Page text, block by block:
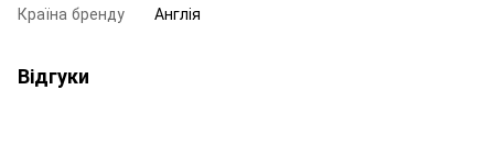
Країна бренду
Англія
Відгуки